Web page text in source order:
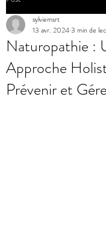
Naturopathie :
Approche
Prévenir et
sylviemsrt
13 avr. 20243 min de